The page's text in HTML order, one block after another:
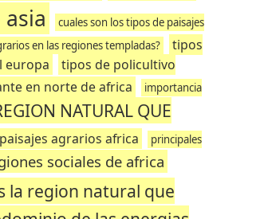
cuales son los tipos de paisajes
en las regiones templadas?
tipos
europa
tipos de policultivo
en norte de africa
importancia
NATURAL QUE
agrarios africa
principales
sociales de africa
la region natural que